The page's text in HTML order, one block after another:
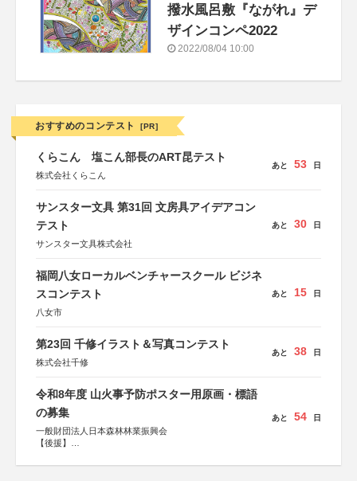
撥水風呂敷『ながれ』デ
ザインコンペ2022
2022/08/04 10:00
おすすめのコンテスト [PR]
くらこん 塩こん部長のART昆テスト
株式会社くらこん
あと 53 日
サンスター文具 第31回 文房具アイデアコン
テスト
サンスター文具株式会社
あと 30 日
福岡八女ローカルベンチャースクール ビジネ
スコンテスト
八女市
あと 15 日
第23回 千修イラスト＆写真コンテスト
株式会社千修
あと 38 日
令和8年度 山火事予防ポスター用原画・標語
の募集
一般財団法人日本森林林業振興会
【後援】
会、森林火災対策協会
あと 54 日